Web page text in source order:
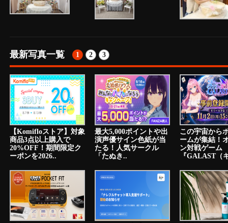
最新写真一覧 1 2 3
【Komifloストア】対象
商品3点以上購入で
20%OFF！期間限定ク
ーポンを2026..
最大5,000ポイントや出
演声優サイン色紙が当
たる！人気サークル
「たぬき..
この宇宙から
ームが集結！
ン対戦ゲーム
『GALAST（